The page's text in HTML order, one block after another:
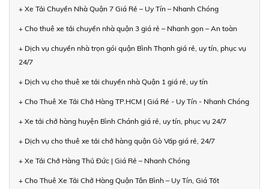
+ Xe Tải Chuyển Nhà Quận 7 Giá Rẻ – Uy Tín – Nhanh Chóng
+ Cho thuê xe tải chuyển nhà quận 3 giá rẻ – Nhanh gọn – An toàn
+ Dịch vụ chuyển nhà trọn gói quận Bình Thạnh giá rẻ, uy tín, phục vụ
24/7
+ Dịch vụ cho thuê xe tải chuyển nhà Quận 1 giá rẻ, uy tín
+ Cho Thuê Xe Tải Chở Hàng TP.HCM | Giá Rẻ - Uy Tín - Nhanh Chóng
+ Xe tải chở hàng huyện Bình Chánh giá rẻ, uy tín, phục vụ 24/7
+ Dịch vụ cho thuê xe tải chở hàng quận Gò Vấp giá rẻ, 24/7
+ Xe Tải Chở Hàng Thủ Đức | Giá Rẻ – Nhanh Chóng
+ Cho Thuê Xe Tải Chở Hàng Quận Tân Bình – Uy Tín, Giá Tốt